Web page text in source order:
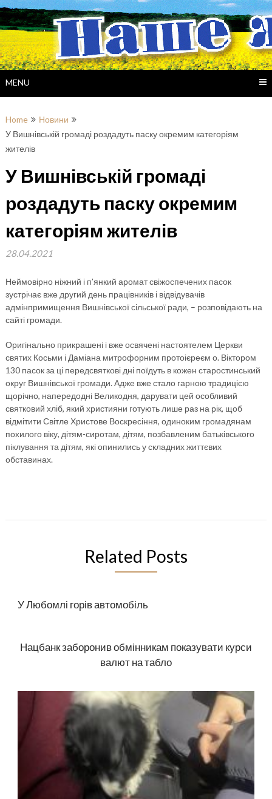
Skip
to
content
MENU
Home
Новини
У Вишнівській громаді роздадуть паску окремим категоріям
жителів
У Вишнівській громаді
роздадуть паску окремим
категоріям жителів
28.04.2021
Неймовірно ніжний і п’янкий аромат свіжоспечених пасок
зустрічає вже другий день працівників і відвідувачів
адмінпримищення Вишнівської сільської ради, – розповідають на
сайті громади.
Оригінально прикрашені і вже освячені настоятелем Церкви
святих Косьми і Даміана митрофорним протоієреєм о. Віктором
130 пасок за ці передсвяткові дні поїдуть в кожен старостинський
округ Вишнівської громади. Адже вже стало гарною традицією
щорічно, напередодні Великодня, дарувати цей особливий
святковий хліб, який християни готують лише раз на рік, щоб
відмітити Світле Христове Воскресіння, одиноким громадянам
похилого віку, дітям-сиротам, дітям, позбавленим батьківського
піклування та дітям, які опинились у складних життєвих
обставинах.
Related Posts
У Любомлі горів автомобіль
Нацбанк заборонив обмінникам показувати курси
валют на табло